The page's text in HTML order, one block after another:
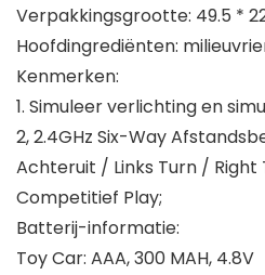
Verpakkingsgrootte: 49.5 *
Hoofdingrediënten:
Kenmerken:
1. Simuleer verlichting en
2, 2.4GHz Six-Way
Achteruit / Links Turn /
Competitief Play;
Batterij-informatie:
Toy Car: AAA, 300 MAH, 4.8V